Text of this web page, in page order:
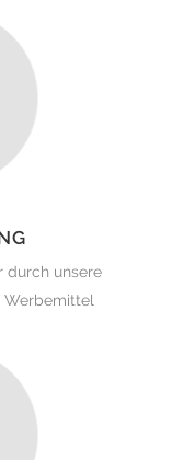
durch unsere
Werbemittel